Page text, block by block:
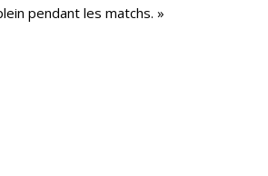
pendant les matchs. »